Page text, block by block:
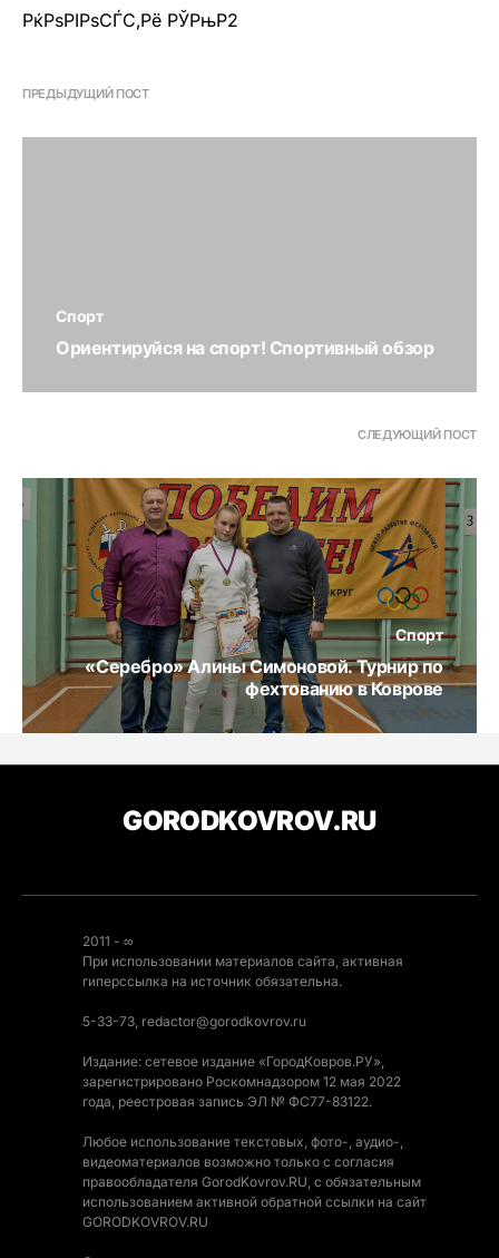
РќРѕРІРѕСЃС‚Рё РЎРњР2
ПРЕДЫДУЩИЙ ПОСТ
Спорт
Ориентируйся на спорт! Спортивный обзор
СЛЕДУЮЩИЙ ПОСТ
Спорт
«Серебро» Алины Симоновой. Турнир по
фехтованию в Коврове
GORODKOVROV.RU
2011 - ∞
При использовании материалов сайта, активная
гиперссылка на источник обязательна.
5-33-73, redactor@gorodkovrov.ru
Издание: сетевое издание «ГородКовров.РУ»,
зарегистрировано Роскомнадзором 12 мая 2022
года, реестровая запись ЭЛ № ФС77-83122.
Любое использование текстовых, фото-, аудио-,
видеоматериалов возможно только с согласия
правообладателя GorodKovrov.RU, с обязательным
использованием активной обратной ссылки на сайт
GORODKOVROV.RU